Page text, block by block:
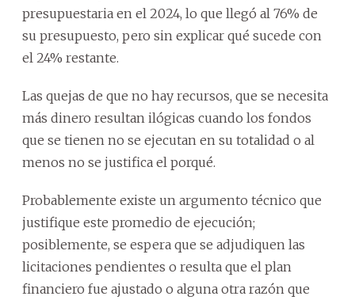
presupuestaria en el 2024, lo que llegó al 76% de
su presupuesto, pero sin explicar qué sucede con
el 24% restante.
Las quejas de que no hay recursos, que se necesita
más dinero resultan ilógicas cuando los fondos
que se tienen no se ejecutan en su totalidad o al
menos no se justifica el porqué.
Probablemente existe un argumento técnico que
justifique este promedio de ejecución;
posiblemente, se espera que se adjudiquen las
licitaciones pendientes o resulta que el plan
financiero fue ajustado o alguna otra razón que